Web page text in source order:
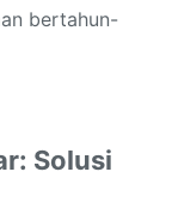
bertahun-
Solusi